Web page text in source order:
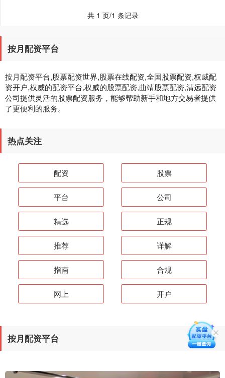
共 1 页/1 条记录
按月配资平台
按月配资平台,股票配资世界,股票在线配资,全国股票配资,权威配
资开户,权威的配资平台,权威的股票配资,曲靖股票配资,清远配资
公司提供灵活的股票配资服务，能够帮助新手和地方交易者提供
了更便利的服务。
热点关注
配资 股票
平台 公司
精选 正规
推荐 详解
指南 合规
网上 开户
按月配资平台